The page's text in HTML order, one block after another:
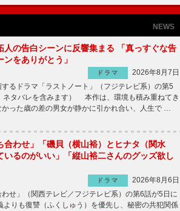
NEWS
人の告白シーンに反響集まる 「真っすぐな告
をありがとう」
ドラマ
2026年8月7日
るドラマ「ラストノート」（フジテレビ系）の第5
ネタバレを含みます） 本作は、環境も積み重ねてき
った歳の差の男女が静かに引かれ合い、人生で …
合わせ」「磯貝（横山裕）とヒナタ（関水
るのがいい」「縦山裕二さんのグッズ欲し
ドラマ
2026年8月6日
せ」（関西テレビ／フジテレビ系）の第6話が5日に
りも復讐（ふくしゅう）を優先し、秘密の共犯関係